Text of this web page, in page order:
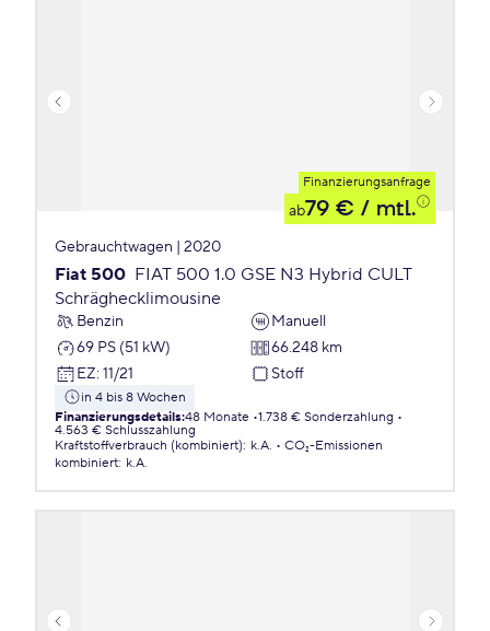
Finanzierungsanfrage
ab79 € / mtl.
Gebrauchtwagen | 2020
Fiat 500 FIAT 500 1.0 GSE N3 Hybrid CULT
Schräghecklimousine
Benzin
Manuell
69 PS (51 kW)
66.248 km
EZ: 11/21 Stoff
in 4 bis 8 Wochen
Finanzierungsdetails:48 Monate 1.738 € Sonderzahlung
4.563 € Schlusszahlung
Kraftstoffverbrauch (kombiniert): k.A.
CO₂-Emissionen
kombiniert: k.A.